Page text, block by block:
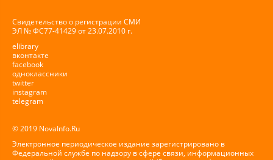
Свидетельство о регистрации СМИ
ЭЛ № ФС77-41429 от 23.07.2010 г.
elibrary
вконтакте
facebook
одноклассники
twitter
instagram
telegram
© 2019 NovaInfo.Ru
Электронное периодическое издание зарегистрировано в
Федеральной службе по надзору в сфере связи, информационных